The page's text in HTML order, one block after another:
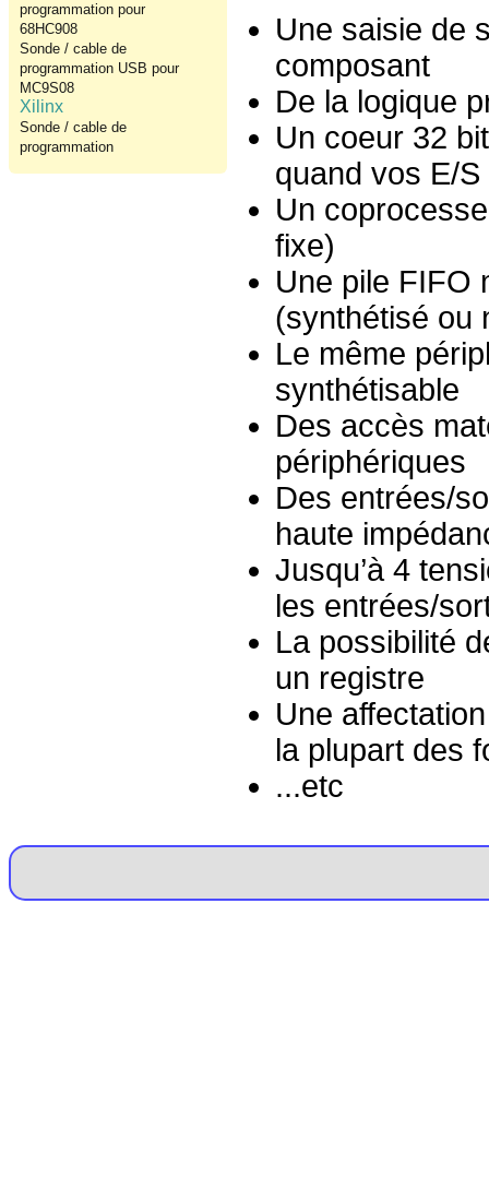
programmation pour
68HC908
Sonde / cable de
programmation USB pour
MC9S08
Xilinx
Sonde / cable de
programmation
Une saisie de
composant
De la logique
Un coeur 32
quand vos E/
Un
fixe)
Une pile FIFO
(synthétisé ou
Le même
synthétisable
Des accès
périphériques
Des entrées/
haute
Jusqu’à 4
les entrées/
La possibilité
un registre
Une
la plupart des
...etc